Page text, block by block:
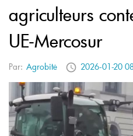
agriculteurs
UE-Mercosur
Par: Agrobitė 2026-01-20